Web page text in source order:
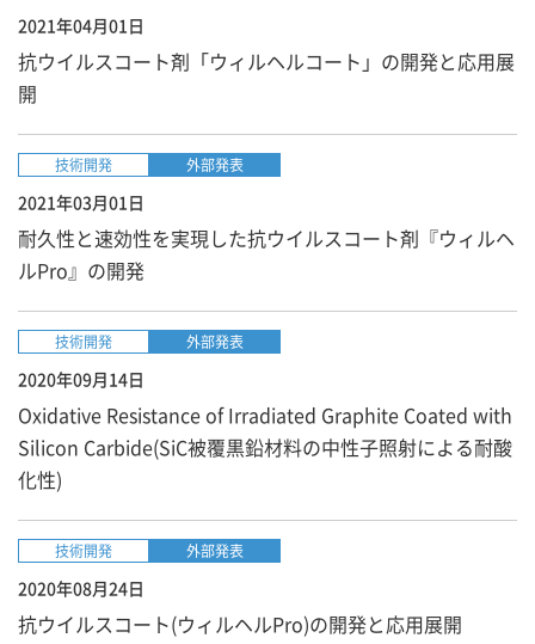
2021年04月01日
抗ウイルスコート剤「ウィルヘルコート」の開発と応用展
開
技術開発 外部発表
2021年03月01日
耐久性と速効性を実現した抗ウイルスコート剤『ウィルヘ
ルPro』の開発
技術開発 外部発表
2020年09月14日
Oxidative Resistance of Irradiated Graphite Coated with
Silicon Carbide(SiC被覆黒鉛材料の中性子照射による耐酸
化性)
技術開発 外部発表
2020年08月24日
抗ウイルスコート(ウィルヘルPro)の開発と応用展開